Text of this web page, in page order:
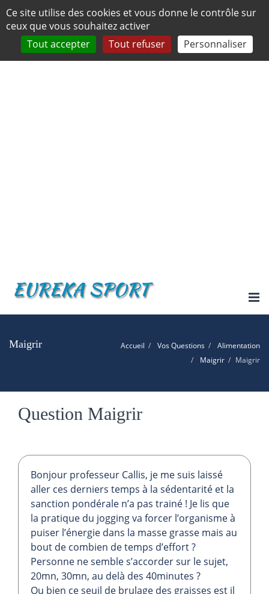
Maigrir Accueil Vos Questions
Alimentation
Maigrir
Maigrir
Question Maigrir
Bonjour professeur Callis, je me suis laissé
aller ces derniers temps à la sédentarité et la
sanction pondérale n’a pas trainé ! Je lis que
la pratique du jogging va forcer l’organisme à
puiser l’énergie dans la masse grasse mais au
bout de combien de temps d’effort ?
Personne ne semble s’accorder sur le sujet,
20mn, 30mn, au delà des 40minutes ?
Ou bien ce seuil de brulage des graisses est il
Panneau de gestion des cookies
Ce site utilise des cookies et vous donne le contrôle sur
ceux que vous souhaitez activer
Tout accepter
Tout refuser Personnaliser